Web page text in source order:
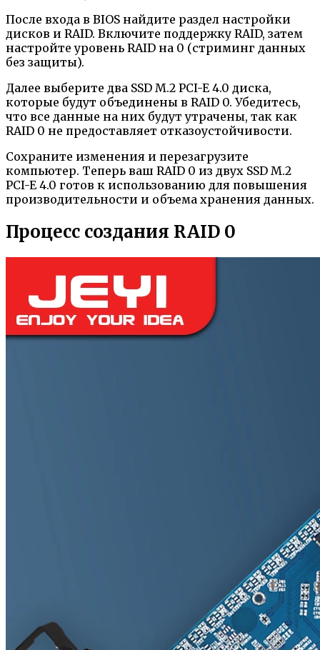
После входа в BIOS найдите раздел настройки
дисков и RAID. Включите поддержку RAID, затем
настройте уровень RAID на 0 (стриминг данных
без защиты).
Далее выберите два SSD M.2 PCI-E 4.0 диска,
которые будут объединены в RAID 0. Убедитесь,
что все данные на них будут утрачены, так как
RAID 0 не предоставляет отказоустойчивости.
Сохраните изменения и перезагрузите
компьютер. Теперь ваш RAID 0 из двух SSD M.2
PCI-E 4.0 готов к использованию для повышения
производительности и объема хранения данных.
Процесс создания RAID 0